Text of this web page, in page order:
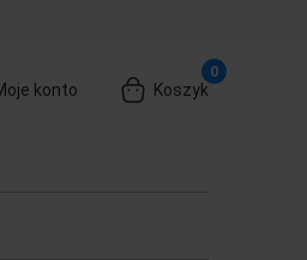
konto Koszyk